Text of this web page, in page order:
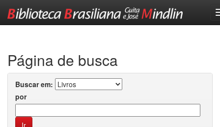
Página de busca
Buscar em:
por